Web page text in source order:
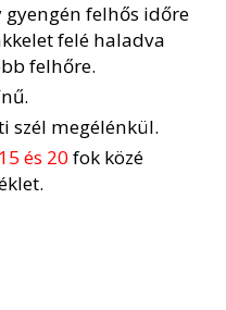
felhős időre
felé haladva
felhőre.
szél megélénkül.
15 és 20fok közé